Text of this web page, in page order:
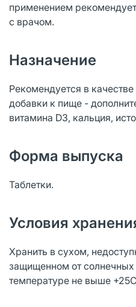
применением
с врачом.
Назначение
Рекомендуется в
добавки к пище -
витамина D3, кальция,
Форма выпуска
Таблетки.
Условия
Хранить в сухом,
защищенном от солнечных
температуре не выше